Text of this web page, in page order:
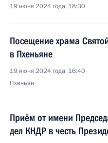
19 июня 2024 года, 18:30
Посещение храма
в Пхеньяне
19 июня 2024 года, 16:40
Пхеньян
Приём от имени
дел КНДР в честь